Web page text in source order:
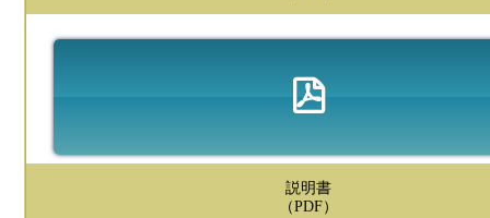
説明書
（PDF）